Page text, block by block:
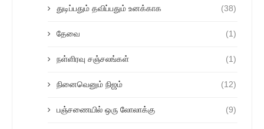
துடிப்பதும் தவிப்பதும் உனக்காக (38)
தேவை (1)
நள்ளிரவு சஞ்சலங்கள் (1)
நினைவெனும் நிஜம் (12)
பஞ்சணையில் ஒரு லோலாக்கு (9)